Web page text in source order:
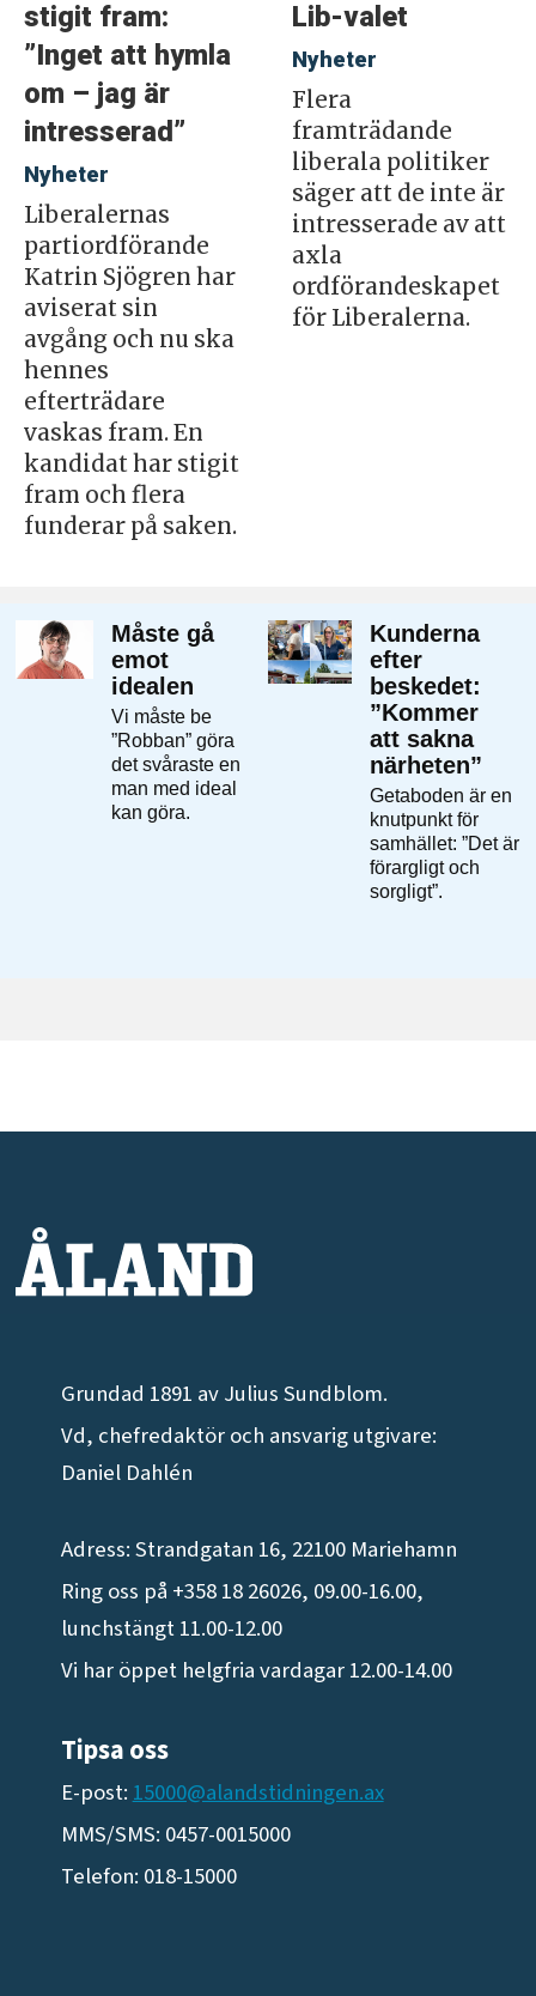
stigit fram:
”Inget att hymla
om – jag är
intresserad”
Nyheter
Liberalernas
partiordförande
Katrin Sjögren har
aviserat sin
avgång och nu ska
hennes
efterträdare
vaskas fram. En
kandidat har stigit
fram och flera
funderar på saken.
Lib-valet
Nyheter
Flera
framträdande
liberala politiker
säger att de inte är
intresserade av att
axla
ordförandeskapet
för Liberalerna.
Grundad 1891 av Julius Sundblom.
Vd, chefredaktör och ansvarig utgivare:
Daniel Dahlén
Adress: Strandgatan 16, 22100 Mariehamn
Ring oss på +358 18 26026, 09.00-16.00,
lunchstängt 11.00-12.00
Vi har öppet helgfria vardagar 12.00-14.00
Tipsa oss
E-post:15000@alandstidningen.ax
MMS/SMS: 0457-0015000
Telefon: 018-15000